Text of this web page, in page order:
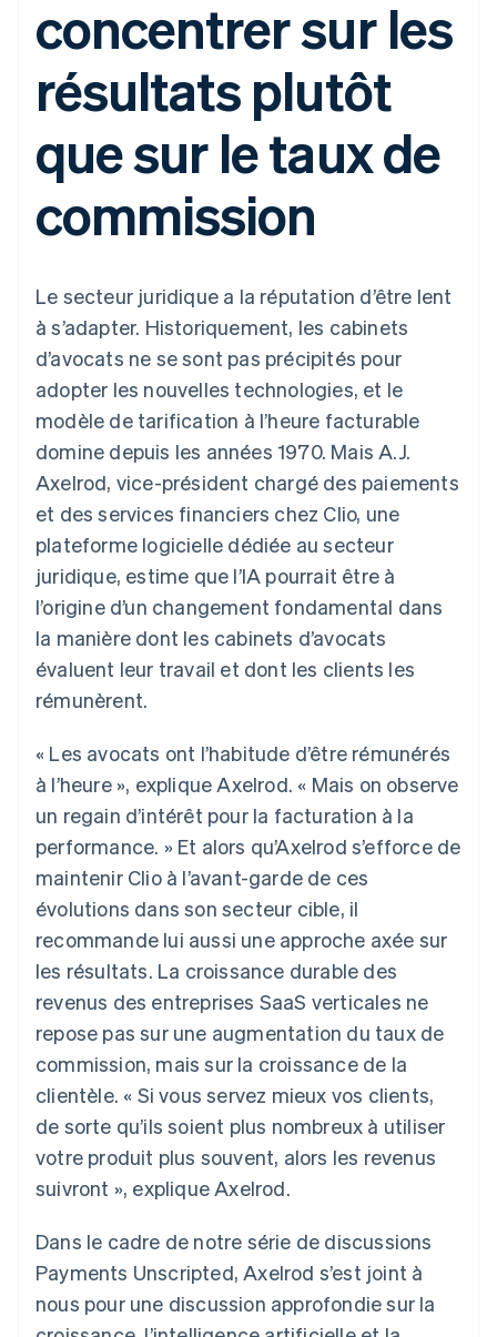
Moyens de
paiement
de 125
Terminal
personne
Authorization
Boost
Acceptation
optimisée
accélérés
Connections
Comptes
associés
Comptabilité
automatisée
Stripe Sigma
Rapports
personnalisés
Data Pipeline
Synchronisation
des données
Product roadmap
Découvrez les prochaines évolutions
Radar
Prévention de la fraude
Atlas
Constitution de start-up
Élimination du carbone
Identity
Stripe Sessions 2026
Découvrez comment Stripe construit l’infrastructure
Regarder la vidéo
l’application
Marketplaces
Gestion financière
Plateformes
SaaS
Entreprises d'IA
Jeux
Hôtellerie, voyages et
loisirs
Assurance
Médias et
divertissements
Organisations à but
non lucratif
Services aux
entreprises
Secteur public
Commerce en ligne
Écosystème
Partenaires
Stripe App Marketplace
Gérer des
abonnements
Proposer une
facturation à l'usage
Émettre des cartes
bancaires adossées à
des stablecoins
Fournir et gérer des
services avec des
agents
Ressources
Intégrations
d'applications
Exemples de code
Blog des développeurs
État de l'API
Entreprise
Roadmap produit
Sessions : conférence
annuelle
Carrières
Communiqués de
presse
Stripe Press
Contacter notre équipe
Devenir partenaire
concentrer sur les
résultats plutôt
que sur le taux de
commission
Le secteur juridique a la réputation d’être lent
à s’adapter. Historiquement, les cabinets
d’avocats ne se sont pas précipités pour
adopter les nouvelles technologies, et le
modèle de tarification à l’heure facturable
domine depuis les années 1970. Mais A.J.
Axelrod, vice-président chargé des paiements
et des services financiers chez Clio, une
plateforme logicielle dédiée au secteur
juridique, estime que l’IA pourrait être à
l’origine d’un changement fondamental dans
la manière dont les cabinets d’avocats
évaluent leur travail et dont les clients les
rémunèrent.
« Les avocats ont l’habitude d’être rémunérés
à l’heure », explique Axelrod. « Mais on observe
un regain d’intérêt pour la facturation à la
performance. » Et alors qu’Axelrod s’efforce de
maintenir Clio à l’avant-garde de ces
évolutions dans son secteur cible, il
recommande lui aussi une approche axée sur
les résultats. La croissance durable des
revenus des entreprises SaaS verticales ne
repose pas sur une augmentation du taux de
commission, mais sur la croissance de la
clientèle. « Si vous servez mieux vos clients,
de sorte qu’ils soient plus nombreux à utiliser
votre produit plus souvent, alors les revenus
suivront », explique Axelrod.
Dans le cadre de notre série de discussions
Payments Unscripted, Axelrod s’est joint à
nous pour une discussion approfondie sur la